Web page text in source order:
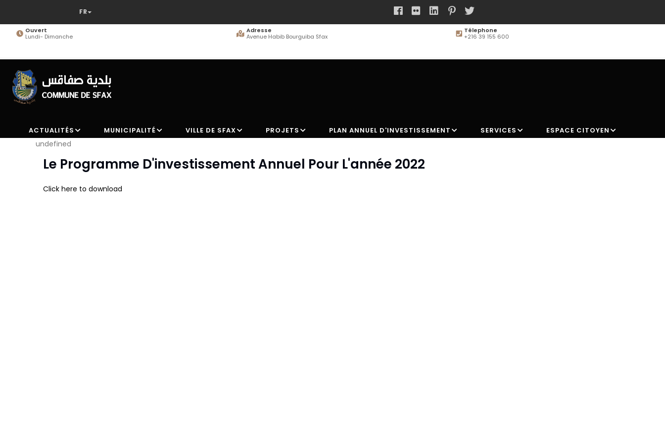
contenuOuvert
Lundi- Dimanche
Adresse
Avenue Habib Bourguiba Sfax
Télephone
+216 39 155 600
NAVIGATION
ACTUALITÉS MUNICIPALITÉ VILLE DE SFAX PROJETS PLAN ANNUEL D'INVESTISSEMENT SERVICES ESPACE CITOYEN
undefined
Le Programme D'investissement Annuel Pour L'année 2022
Click here to download